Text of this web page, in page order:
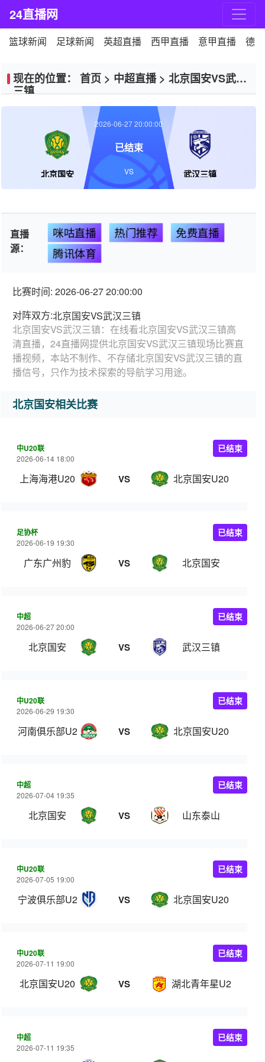
24直播网
篮球新闻 足球新闻 英超直播 西甲直播 意甲直播 德
现在的位置： 首页 > 中超直播> 北京国安VS武汉
三镇
北京国安 武汉三镇
2026-06-27 20:00:00
已结束
VS
直播
源：
咪咕直播 热门推荐
免费直播
腾讯体育
比赛时间: 2026-06-27 20:00:00
对阵双方:北京国安VS武汉三镇
北京国安VS武汉三镇：在线看北京国安VS武汉三镇高
清直播，24直播网提供北京国安VS武汉三镇现场比赛直
播视频，本站不制作、不存储北京国安VS武汉三镇的直
播信号，只作为技术探索的导航学习用途。
北京国安相关比赛
中U20联
2026-06-14 18:00
上海海港U20 VS 北京国安U20
已结束
足协杯
2026-06-19 19:30
广东广州豹 VS 北京国安
已结束
中超
2026-06-27 20:00
北京国安 VS 武汉三镇
已结束
中U20联
2026-06-29 19:30
河南俱乐部U20 VS 北京国安U20
已结束
中超
2026-07-04 19:35
北京国安 VS 山东泰山
已结束
中U20联
2026-07-05 19:00
宁波俱乐部U20 VS 北京国安U20
已结束
中U20联
2026-07-11 19:00
北京国安U20 VS 湖北青年星U20
已结束
中超
2026-07-11 19:35
已结束